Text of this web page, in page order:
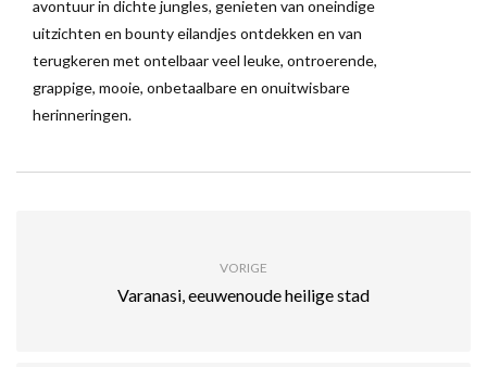
avontuur in dichte jungles, genieten van oneindige
uitzichten en bounty eilandjes ontdekken en van
terugkeren met ontelbaar veel leuke, ontroerende,
grappige, mooie, onbetaalbare en onuitwisbare
herinneringen.
VORIGE
Varanasi, eeuwenoude heilige stad